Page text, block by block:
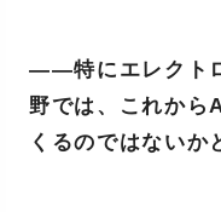
――特にエレクト
野では、これから
くるのではないか